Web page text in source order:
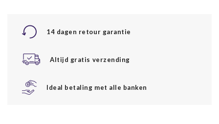
14 dagen retour garantie
Altijd gratis verzending
Ideal betaling met alle banken